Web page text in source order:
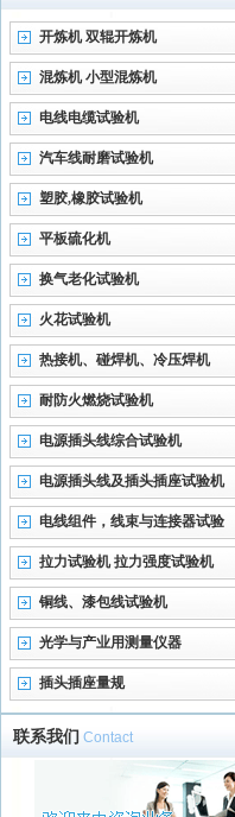
开炼机 双辊开炼机
混炼机 小型混炼机
电线电缆试验机
汽车线耐磨试验机
塑胶,橡胶试验机
平板硫化机
换气老化试验机
火花试验机
热接机、碰焊机、冷压焊机
耐防火燃烧试验机
电源插头线综合试验机
电源插头线及插头插座试验机
电线组件，线束与连接器试验
拉力试验机 拉力强度试验机
铜线、漆包线试验机
光学与产业用测量仪器
插头插座量规
联系我们 Contact